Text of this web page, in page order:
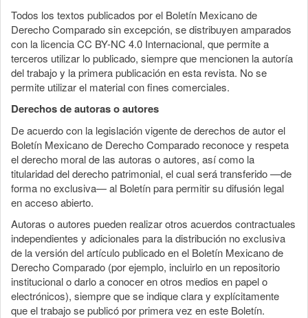
Todos los textos publicados por el Boletín Mexicano de
Derecho Comparado sin excepción, se distribuyen amparados
con la licencia CC BY-NC 4.0 Internacional, que permite a
terceros utilizar lo publicado, siempre que mencionen la autoría
del trabajo y la primera publicación en esta revista. No se
permite utilizar el material con fines comerciales.
Derechos de autoras o autores
De acuerdo con la legislación vigente de derechos de autor el
Boletín Mexicano de Derecho Comparado reconoce y respeta
el derecho moral de las autoras o autores, así como la
titularidad del derecho patrimonial, el cual será transferido —de
forma no exclusiva— al Boletín para permitir su difusión legal
en acceso abierto.
Autoras o autores pueden realizar otros acuerdos contractuales
independientes y adicionales para la distribución no exclusiva
de la versión del artículo publicado en el Boletín Mexicano de
Derecho Comparado (por ejemplo, incluirlo en un repositorio
institucional o darlo a conocer en otros medios en papel o
electrónicos), siempre que se indique clara y explícitamente
que el trabajo se publicó por primera vez en este Boletín.